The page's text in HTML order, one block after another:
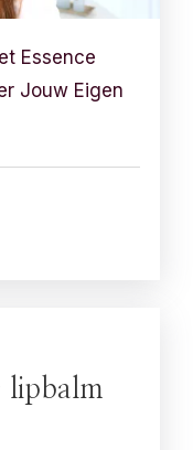
Essence
Jouw Eigen
lipbalm